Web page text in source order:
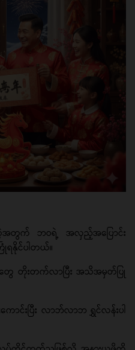
အတွက် ဘဝရဲ့ အလှည့်အပြောင်း
ရနိုင်ပါတယ်။
ေ တိုးတက်လာပြီး အသိအမှတ်ပြု
ကောင်းပြီး လာဘ်လာဘ ရွှင်လန်းပါ